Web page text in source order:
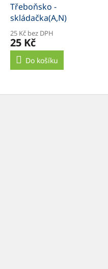
Třeboňsko -
skládačka(A,N)
25 Kč bez DPH
25 Kč
Do košíku
Z